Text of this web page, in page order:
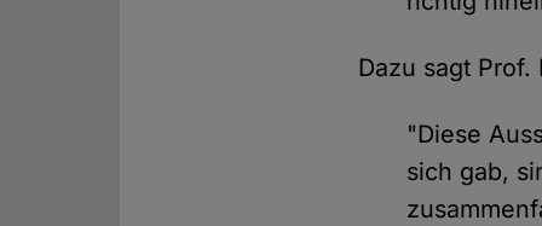
Dazu sagt Prof.
"Diese
sich gab,